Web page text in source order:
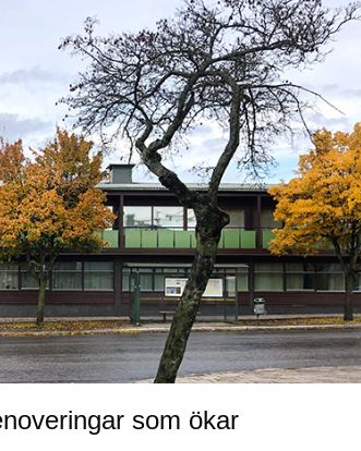
som ökar